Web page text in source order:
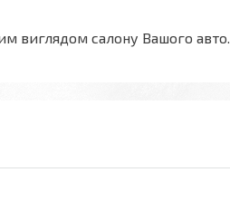
виглядом салону Вашого авто.